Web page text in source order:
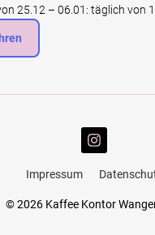
25.12 – 06.01: täglich von
© 2026 Kaffee Kontor
Impressum